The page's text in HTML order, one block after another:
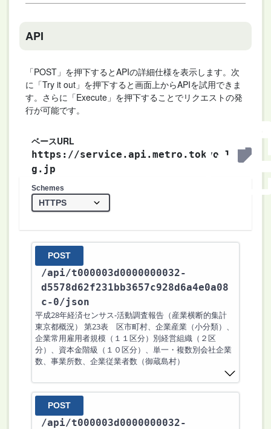
API
「POST」を押下するとAPIの詳細仕様を表示します。次
に「Try it out」を押下すると画面上からAPIを試用できま
す。さらに「Execute」を押下することでリクエストの発
行が可能です。
ベースURL
https://service.api.metro.tokyo.l
g.jp
Schemes
POST
/api/t000003d0000000032-
d5578d62f231bb3657c928d6a4e0a08
c-0/json
平成28年経済センサス‐活動調査報告（産業横断的集計
東京都概況） 第23表 区市町村、企業産業（小分類）、
企業常用雇用者規模（１１区分）別経営組織（２区
分）、資本金階級（１０区分）、単一・複数別会社企業
数、事業所数、企業従業者数（御蔵島村）
POST
/api/t000003d0000000032-